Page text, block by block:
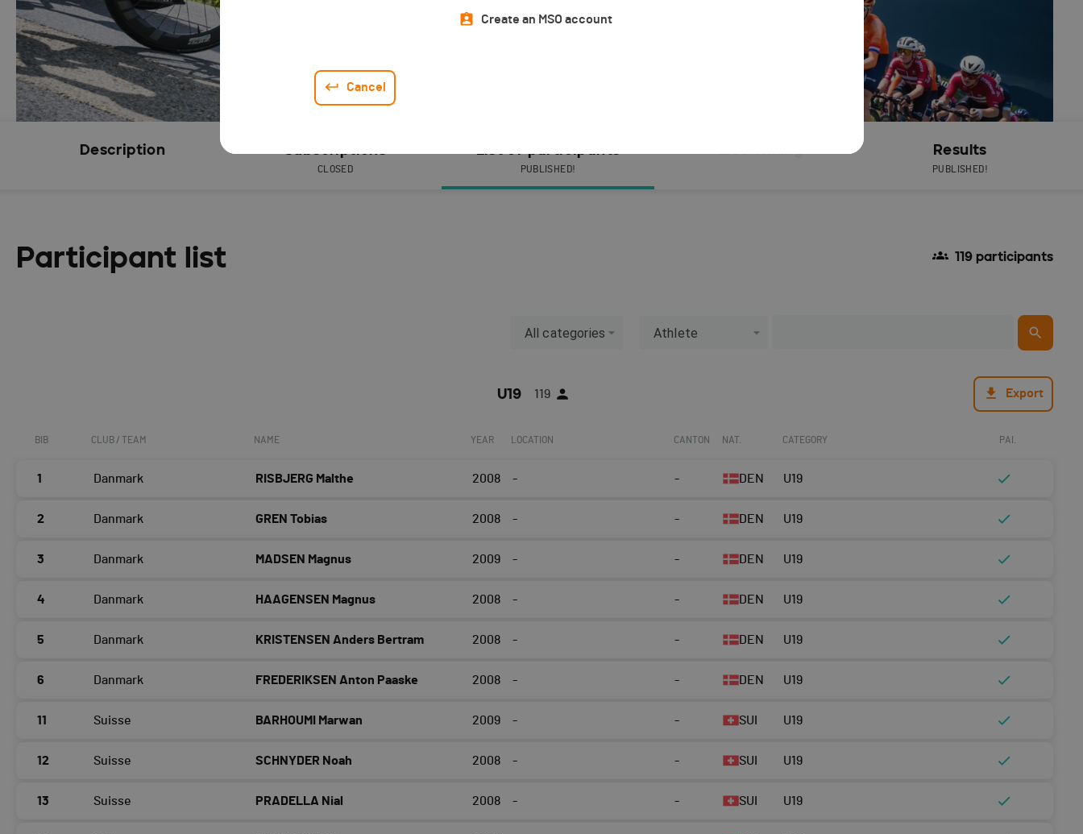
Create an MSO account
Cancel
Description Subscriptions
CLOSED
List of participants
PUBLISHED!
Live Timing Results
PUBLISHED!
Participant list 119 participants
All categories Athlete
U19 119 Export
BIB CLUB / TEAM NAME YEAR LOCATION CANTON NAT. CATEGORY PAI.
1 Danmark RISBJERG Malthe 2008 - - DEN U19
2 Danmark GREN Tobias 2008 - - DEN U19
3 Danmark MADSEN Magnus 2009 - - DEN U19
4 Danmark HAAGENSEN Magnus 2008 - - DEN U19
5 Danmark KRISTENSEN Anders Bertram 2008 - - DEN U19
6 Danmark FREDERIKSEN Anton Paaske 2008 - - DEN U19
11 Suisse BARHOUMI Marwan 2009 - - SUI U19
12 Suisse SCHNYDER Noah 2008 - - SUI U19
13 Suisse PRADELLA Nial 2008 - - SUI U19